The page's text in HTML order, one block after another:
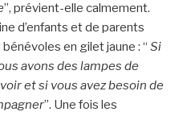
”, prévient-elle calmement.
d’enfants et de parents
en gilet jaune : “ Si
avons des lampes de
et si vous avez besoin de
”. Une fois les